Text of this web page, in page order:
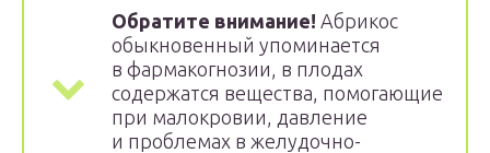
Обратите внимание! Абрикос
обыкновенный упоминается
в фармакогнозии, в плодах
содержатся вещества, помогающие
при малокровии, давление
и проблемах в желудочно-